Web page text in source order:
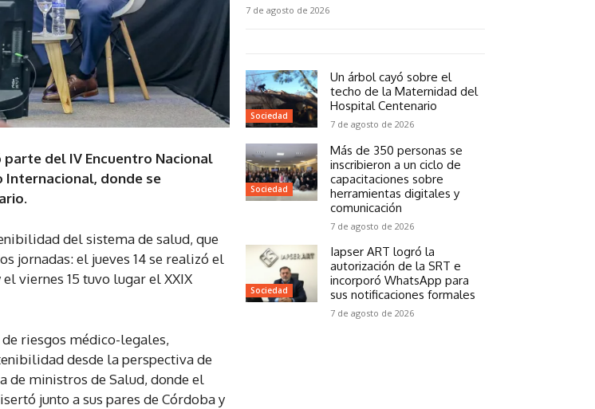
del IV Encuentro Nacional
Internacional, donde se
del sistema de salud, que
jornadas: el jueves 14 se realizó el
viernes 15 tuvo lugar el XXIX
riesgos médico-legales,
desde la perspectiva de
de ministros de Salud, donde el
junto a sus pares de Córdoba y
7 de agosto de 2026
Sociedad
Un árbol cayó sobre el
techo de la Maternidad del
Hospital Centenario
7 de agosto de 2026
Sociedad
Más de 350 personas se
inscribieron a un ciclo de
capacitaciones sobre
herramientas digitales y
comunicación
7 de agosto de 2026
Sociedad
Iapser ART logró la
autorización de la SRT e
incorporó WhatsApp para
sus notificaciones formales
7 de agosto de 2026